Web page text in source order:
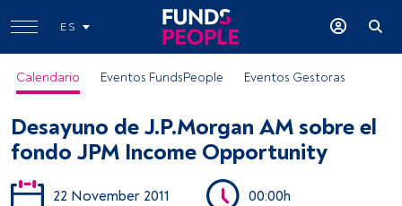
ES
Calendario Eventos FundsPeople Eventos Gestoras
Desayuno de J.P.Morgan AM sobre el
fondo JPM Income Opportunity
22 November 2011 00:00h